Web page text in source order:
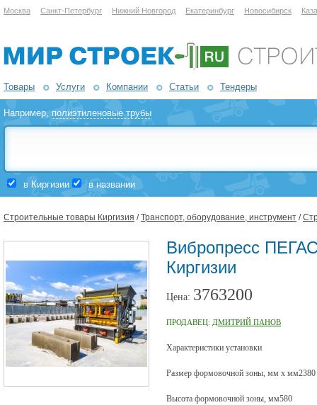
Москва Санкт-Петербург Нижний Новгород Екатеринбург Новосибирск
Товары Услуги Компании Статьи Тендеры
Например,полиэтиленовые трубы
в Киргизии в названии
Строительные товары Киргизия /Транспорт, оборудование, инструмент /
Вибропресс
Киргизии
Цена: 3763200
ПРОДАВЕЦ: ДМИТРИЙ ПАНОВ
Характеристики установки
Размер формовочной зоны, мм х мм2380
Высота формовочной зоны, мм580